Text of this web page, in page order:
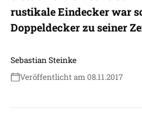
rustikale Eindecker war
Doppeldecker zu seiner
Sebastian Steinke
Veröffentlicht am 08.11.2017